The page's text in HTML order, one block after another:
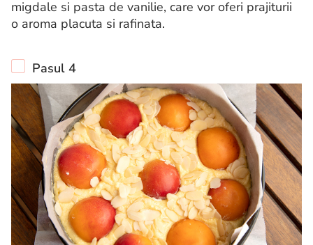
migdale si pasta de vanilie, care vor oferi prajiturii
o aroma placuta si rafinata.
Pasul 4